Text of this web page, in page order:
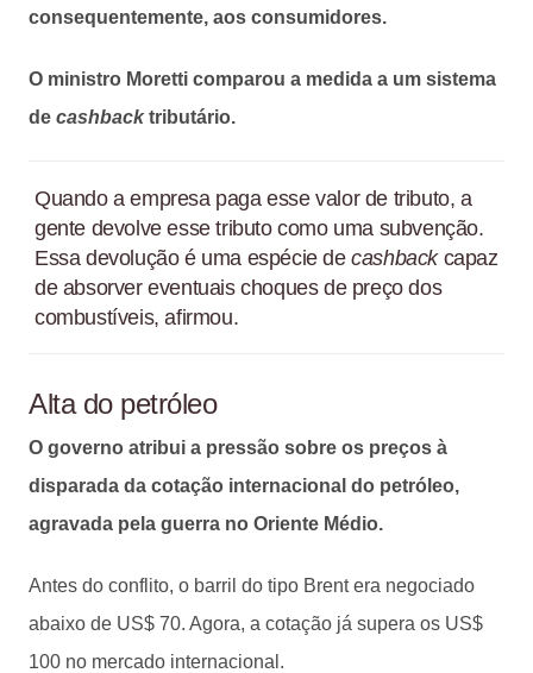
consequentemente, aos consumidores.
O ministro Moretti comparou a medida a um sistema
de cashbacktributário.
Quando a empresa paga esse valor de tributo, a
gente devolve esse tributo como uma subvenção.
Essa devolução é uma espécie decashbackcapaz
de absorver eventuais choques de preço dos
combustíveis, afirmou.
Alta do petróleo
O governo atribui a pressão sobre os preços à
disparada da cotação internacional do petróleo,
agravada pela guerra no Oriente Médio.
Antes do conflito, o barril do tipo Brent era negociado
abaixo de US$ 70. Agora, a cotação já supera os US$
100 no mercado internacional.